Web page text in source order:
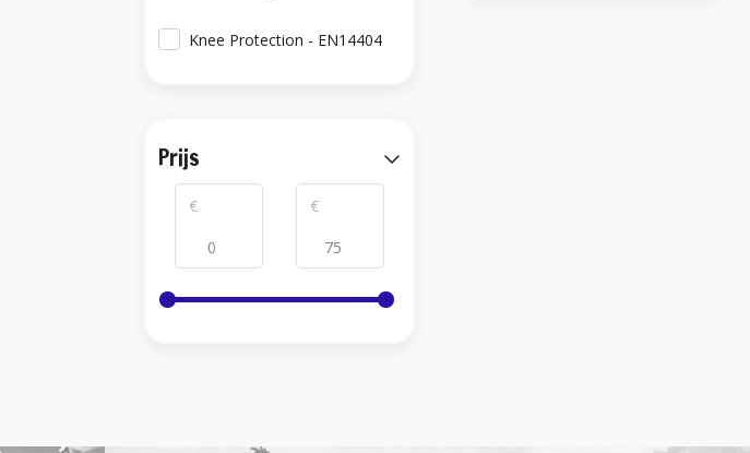
Knee Protection - EN14404
Prijs
€ €